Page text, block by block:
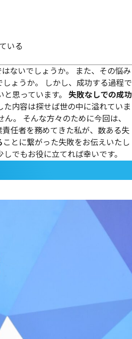
いる
ないでしょうか。 また、その悩み
ょうか。 しかし、成功する過程で
思っています。 失敗なしでの成功
内容は探せば世の中に溢れていま
。 そんな方々のために今回は、
任者を務めてきた私が、数ある失
ことに繋がった失敗をお伝えいたし
でもお役に立てれば幸いです。